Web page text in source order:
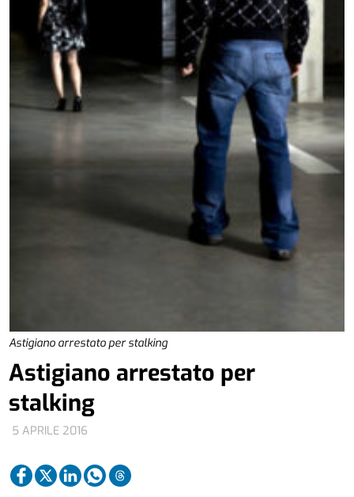
Astigiano arrestato per stalking
5 APRILE 2016
Astigiano arrestato per
stalking